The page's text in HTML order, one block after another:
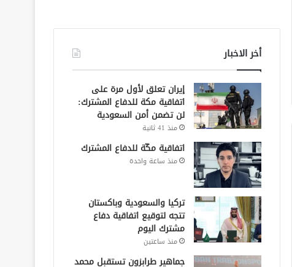
أخر الاخبار
إيران تعلق لأول مرة على
اتفاقية مكة للدفاع المشترك:
لن تضمن أمن السعودية
منذ 41 ثانية
اتفاقية مكّة للدفاع المشترك
منذ ساعة واحدة
تركيا والسعودية وباكستان
تتجه لتوقيع اتفاقية دفاع
مشترك اليوم
منذ ساعتين
جماهير طرابزون تستقبل محمد